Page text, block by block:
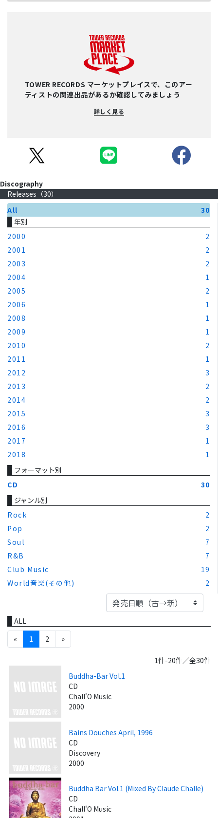
TOWER RECORDS マーケットプレイスで、このアー
ティストの関連出品があるか確認してみましょう
詳しく見る
Discography
Releases（30）
All
30
年別
2000
2
2001
2
2003
2
2004
1
2005
2
2006
1
2008
1
2009
1
2010
2
2011
1
2012
3
2013
2
2014
2
2015
3
2016
3
2017
1
2018
1
フォーマット別
CD
30
ジャンル別
Rock
2
Pop
2
Soul
7
R&B
7
Club Music
19
World音楽(その他)
2
ALL
«
1 2 »
1件-20件／全30件
Buddha-Bar Vol.1
CD
Chall'O Music
2000
Bains Douches April, 1996
CD
Discovery
2000
Buddha Bar Vol.1 (Mixed By Claude Challe)
CD
Chall'O Music